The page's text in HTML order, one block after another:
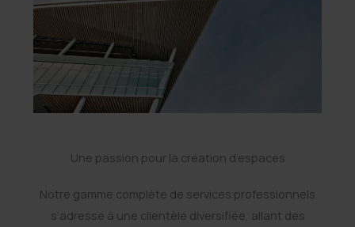
Une passion pour la création d’espaces
Notre gamme complète de services professionnels
s’adresse à une clientèle diversifiée, allant des